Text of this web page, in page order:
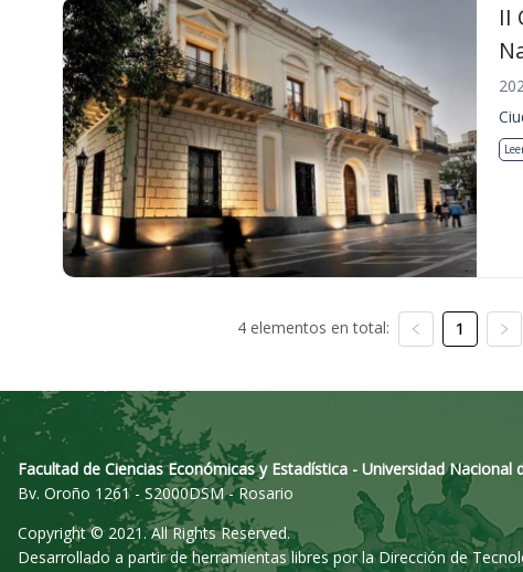
II
4 elementos en total: 1
Facultad de Ciencias Económicas y Estadística - Universidad Nacional
Bv. Oroño 1261 - S2000DSM - Rosario
Copyright © 2021. All Rights Reserved.
Desarrollado a partir de herramientas libres por la Dirección de